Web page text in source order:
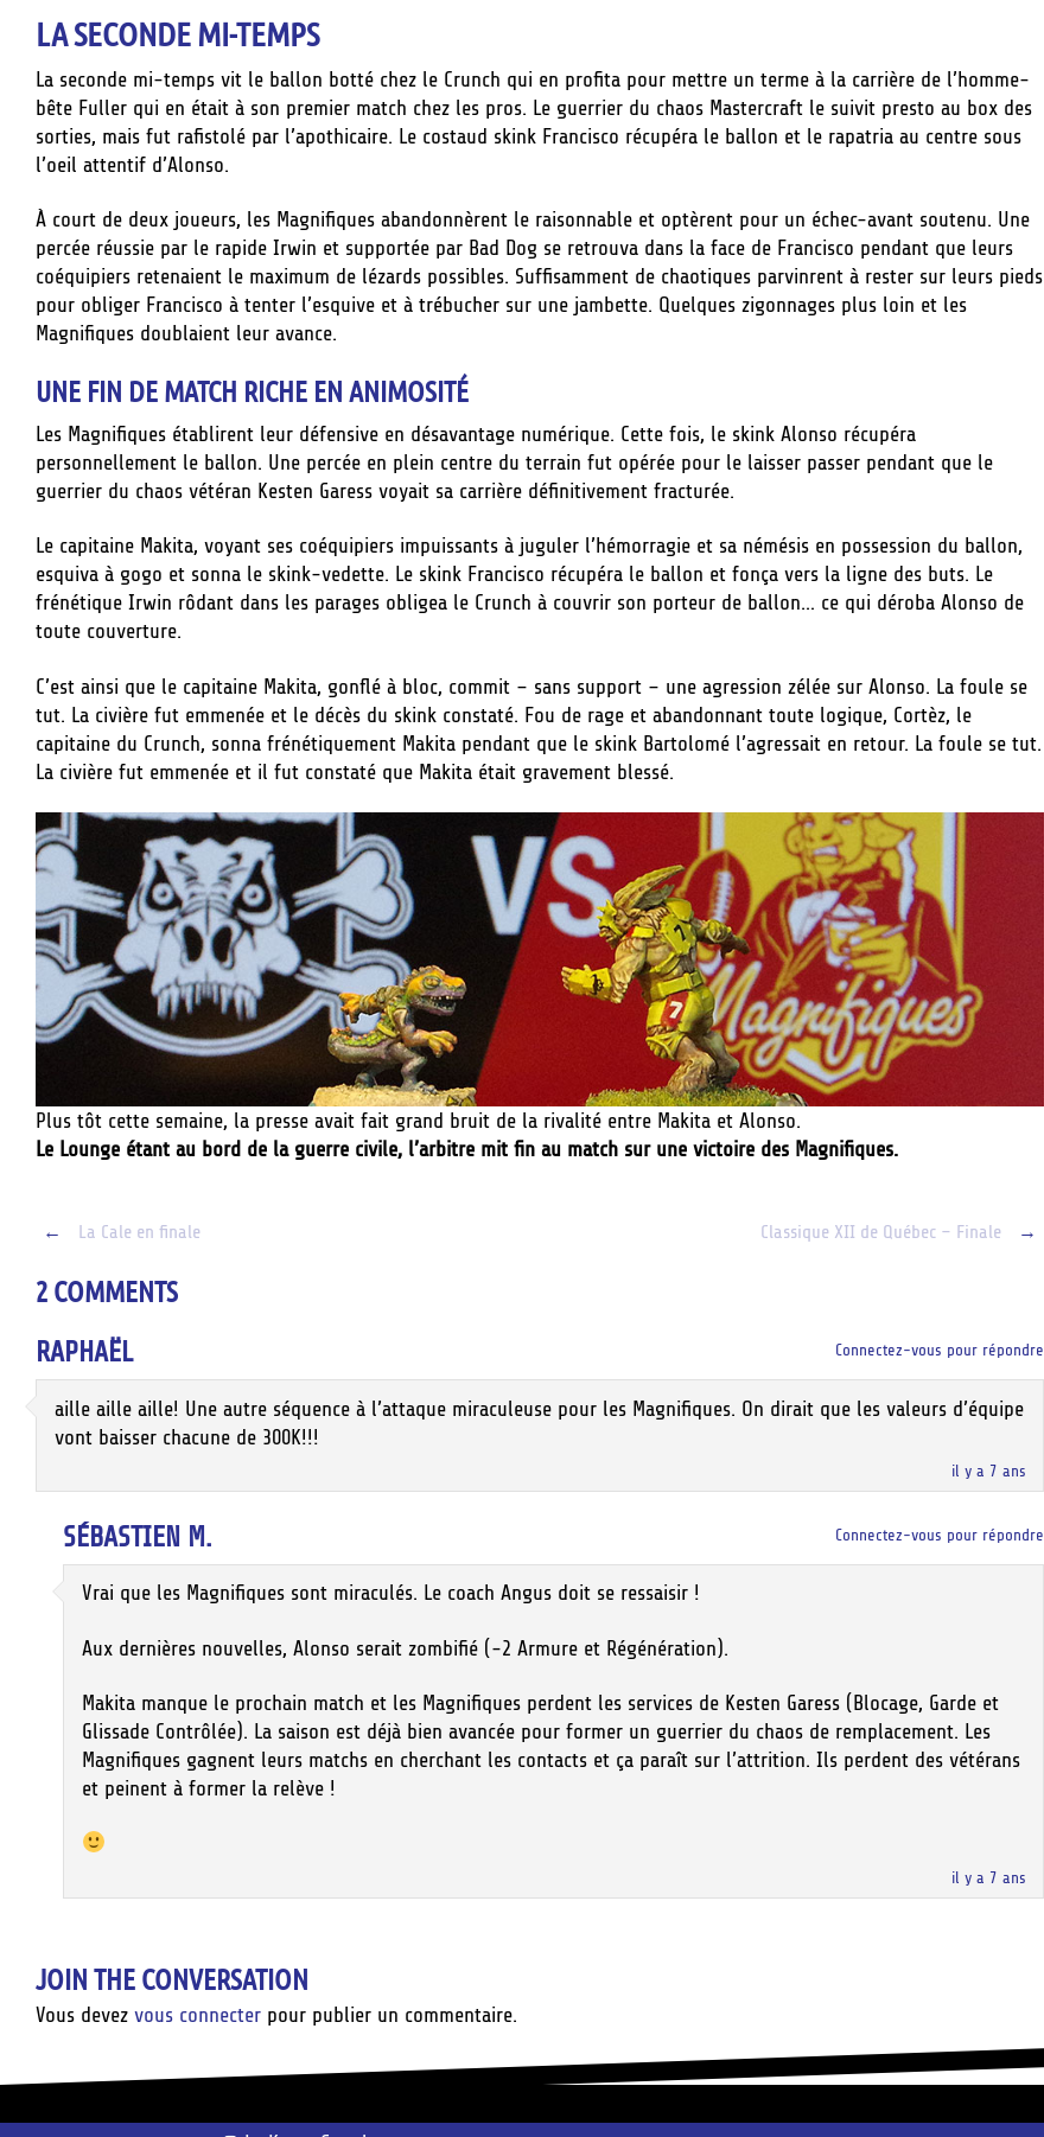
LA SECONDE MI-TEMPS
La seconde mi-temps vit le ballon botté chez le Crunch qui en profita pour mettre un terme à la carrière de l’homme-
bête Fuller qui en était à son premier match chez les pros. Le guerrier du chaos Mastercraft le suivit presto au box des
sorties, mais fut rafistolé par l’apothicaire. Le costaud skink Francisco récupéra le ballon et le rapatria au centre sous
l’oeil attentif d’Alonso.
À court de deux joueurs, les Magnifiques abandonnèrent le raisonnable et optèrent pour un échec-avant soutenu. Une
percée réussie par le rapide Irwin et supportée par Bad Dog se retrouva dans la face de Francisco pendant que leurs
coéquipiers retenaient le maximum de lézards possibles. Suffisamment de chaotiques parvinrent à rester sur leurs pieds
pour obliger Francisco à tenter l’esquive et à trébucher sur une jambette. Quelques zigonnages plus loin et les
Magnifiques doublaient leur avance.
UNE FIN DE MATCH RICHE EN ANIMOSITÉ
Les Magnifiques établirent leur défensive en désavantage numérique. Cette fois, le skink Alonso récupéra
personnellement le ballon. Une percée en plein centre du terrain fut opérée pour le laisser passer pendant que le
guerrier du chaos vétéran Kesten Garess voyait sa carrière définitivement fracturée.
Le capitaine Makita, voyant ses coéquipiers impuissants à juguler l’hémorragie et sa némésis en possession du ballon,
esquiva à gogo et sonna le skink-vedette. Le skink Francisco récupéra le ballon et fonça vers la ligne des buts. Le
frénétique Irwin rôdant dans les parages obligea le Crunch à couvrir son porteur de ballon… ce qui déroba Alonso de
toute couverture.
C’est ainsi que le capitaine Makita, gonflé à bloc, commit – sans support – une agression zélée sur Alonso. La foule se
tut. La civière fut emmenée et le décès du skink constaté. Fou de rage et abandonnant toute logique, Cortèz, le
capitaine du Crunch, sonna frénétiquement Makita pendant que le skink Bartolomé l’agressait en retour. La foule se tut.
La civière fut emmenée et il fut constaté que Makita était gravement blessé.
Plus tôt cette semaine, la presse avait fait grand bruit de la rivalité entre Makita et Alonso.
Le Lounge étant au bord de la guerre civile, l’arbitre mit fin au match sur une victoire des Magnifiques.
Post
navigation
← La Cale en finale Classique XII de Québec – Finale →
2 COMMENTS
RAPHAËL
il y a 7 ans
aille aille aille! Une autre séquence à l’attaque miraculeuse pour les Magnifiques. On dirait que les valeurs d’équipe
vont baisser chacune de 300K!!!
Connectez-vous pour répondre
SÉBASTIEN M.
il y a 7 ans
Vrai que les Magnifiques sont miraculés. Le coach Angus doit se ressaisir !
Aux dernières nouvelles, Alonso serait zombifié (-2 Armure et Régénération).
Makita manque le prochain match et les Magnifiques perdent les services de Kesten Garess (Blocage, Garde et
Glissade Contrôlée). La saison est déjà bien avancée pour former un guerrier du chaos de remplacement. Les
Magnifiques gagnent leurs matchs en cherchant les contacts et ça paraît sur l’attrition. Ils perdent des vétérans
et peinent à former la relève !
Connectez-vous pour répondre
JOIN THE CONVERSATION
Vous devez vous connecter pour publier un commentaire.